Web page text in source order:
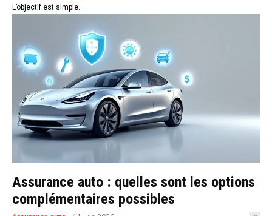
L’objectif est simple...
Assurance auto : quelles sont les options
complémentaires possibles